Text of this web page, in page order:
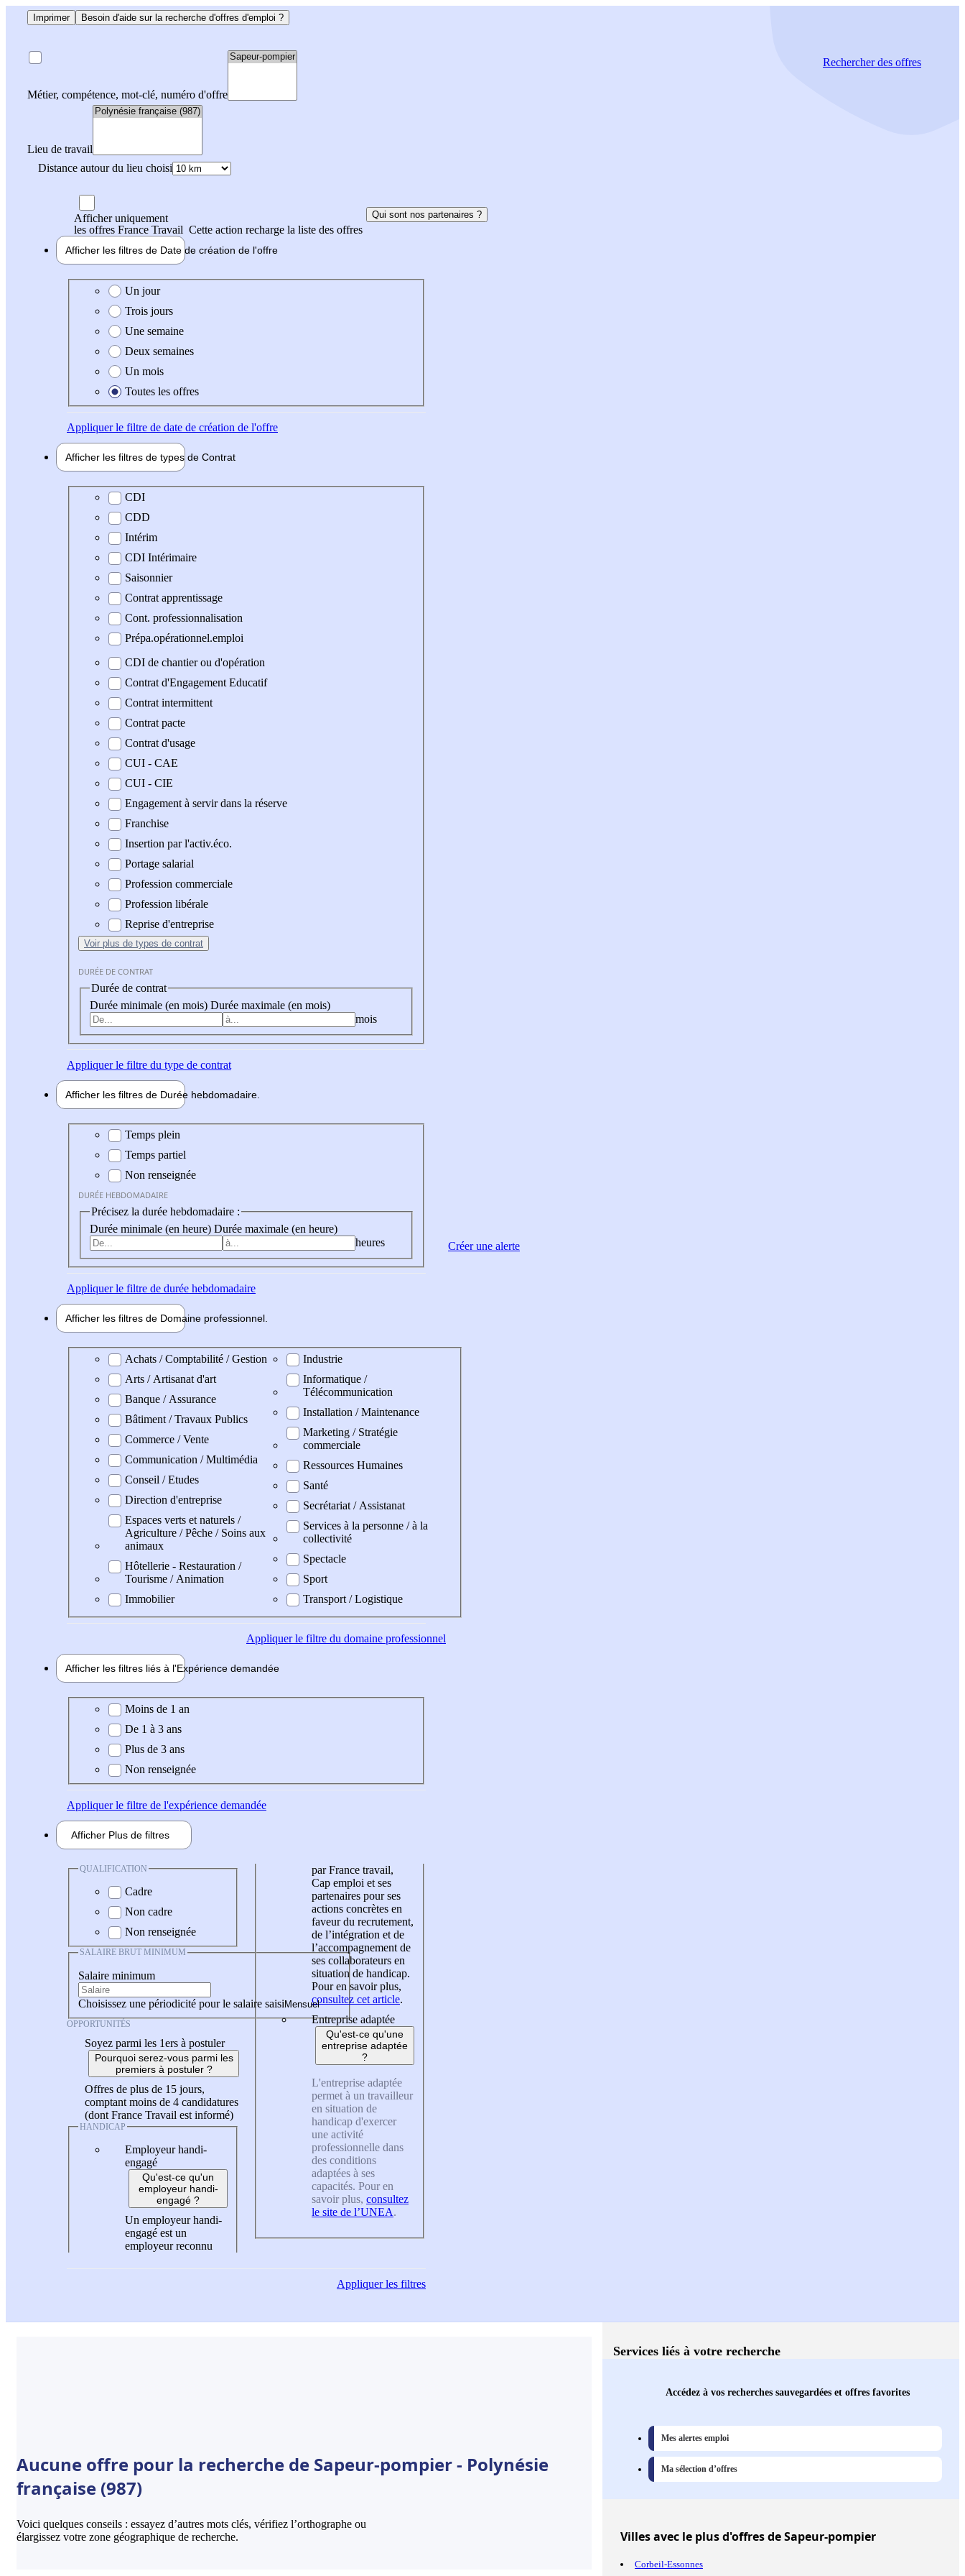
Imprimer Besoin d'aide sur la recherche d'offres d'emploi ?
Métier, compétence, mot-clé, numéro d'offre
Lieu de travail
Distance autour du lieu choisi
Rechercherdes offres
Afficher uniquement
les offres France Travail Cette action recharge la liste des offres
Qui sont nos partenaires ?
Afficher les filtres de Date de création de l'offre
Date de création de l'offre
Un jour
Trois jours
Une semaine
Deux semaines
Un mois
Toutes les offres
Appliquerle filtre de date de création de l'offre
Afficher les filtres de types de Contrat
Type de contrat
CDI
CDD
Intérim
CDI Intérimaire
Saisonnier
Contrat apprentissage
Cont. professionnalisation
Prépa.opérationnel.emploi
CDI de chantier ou d'opération
Contrat d'Engagement Educatif
Contrat intermittent
Contrat pacte
Contrat d'usage
CUI - CAE
CUI - CIE
Engagement à servir dans la réserve
Franchise
Insertion par l'activ.éco.
Portage salarial
Profession commerciale
Profession libérale
Reprise d'entreprise
Voir plus de types de contrat
DURÉE DE CONTRAT
Durée de contrat
Durée minimale (en mois) Durée maximale (en mois)
mois
Appliquerle filtre du type de contrat
Afficher les filtres de Durée hebdomadaire
Durée hebdomadaire
Temps plein
Temps partiel
Non renseignée
DURÉE HEBDOMADAIRE
Précisez la durée hebdomadaire :
Durée minimale (en heure) Durée maximale (en heure)
heures
Appliquerle filtre de durée hebdomadaire
Afficher les filtres de Domaine professionnel
Domaine professionel
Achats / Comptabilité / Gestion
Arts / Artisanat d'art
Banque / Assurance
Bâtiment / Travaux Publics
Commerce / Vente
Communication / Multimédia
Conseil / Etudes
Direction d'entreprise
Espaces verts et naturels /
Agriculture / Pêche / Soins aux
animaux
Hôtellerie - Restauration /
Tourisme / Animation
Immobilier
Industrie
Informatique /
Télécommunication
Installation / Maintenance
Marketing / Stratégie
commerciale
Ressources Humaines
Santé
Secrétariat / Assistanat
Services à la personne / à la
collectivité
Spectacle
Sport
Transport / Logistique
Appliquerle filtre du domaine professionnel
Afficher les filtres liés à l'Expérience demandée
Expérience demandée
Moins de 1 an
De 1 à 3 ans
Plus de 3 ans
Non renseignée
Appliquerle filtre de l'expérience demandée
Afficher Plus de filtres
QUALIFICATION
Cadre
Non cadre
Non renseignée
SALAIRE BRUT MINIMUM
Salaire minimum
Choisissez une périodicité pour le salaire saisi
OPPORTUNITÉS
Soyez parmi les 1ers à postuler
Pourquoi serez-vous parmi les
premiers à postuler ?
Offres de plus de 15 jours,
comptant moins de 4 candidatures
(dont France Travail est informé)
HANDICAP
Employeur handi-
engagé
Qu'est-ce qu'un
employeur handi-
engagé ?
Un employeur handi-
engagé est un
employeur reconnu
par France travail,
Cap emploi et ses
partenaires pour ses
actions concrètes en
faveur du recrutement,
de l’intégration et de
l’accompagnement de
ses collaborateurs en
situation de handicap.
Pour en savoir plus,
consultez cet article.
Entreprise adaptée
Qu'est-ce qu'une
entreprise adaptée
?
L'entreprise adaptée
permet à un travailleur
en situation de
handicap d'exercer
une activité
professionnelle dans
des conditions
adaptées à ses
capacités. Pour en
savoir plus, consultez
le site de l’UNEA.
Appliquerles filtres
Créer une alerte
Aucune offre pour la recherche de Sapeur-pompier - Polynésie
française (987)
Voici quelques conseils : essayez d’autres mots clés, vérifiez l’orthographe ou
élargissez votre zone géographique de recherche.
Services liés à votre recherche
Accédez à vos recherches sauvegardées et offres favorites
Mes alertes emploi
Ma sélection d’offres
Villesavec le plus d'offres de Sapeur-pompier
Corbeil-Essonnes